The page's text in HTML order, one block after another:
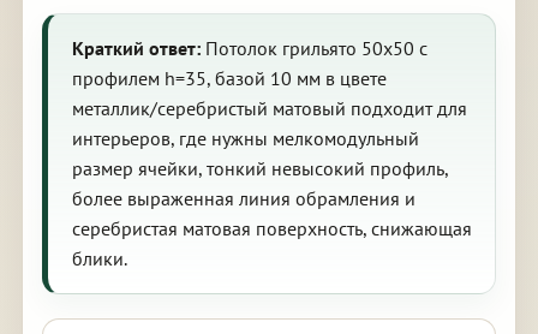
Краткий ответ:Потолок грильято 50х50 с
профилем h=35, базой 10 мм в цвете
металлик/серебристый матовый подходит для
интерьеров, где нужны мелкомодульный
размер ячейки, тонкий невысокий профиль,
более выраженная линия обрамления и
серебристая матовая поверхность, снижающая
блики.